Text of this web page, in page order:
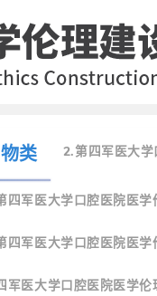
类 2.第四军医大
四军医大学口腔医院医学
四军医大学口腔医院医学
军医大学口腔医院医学